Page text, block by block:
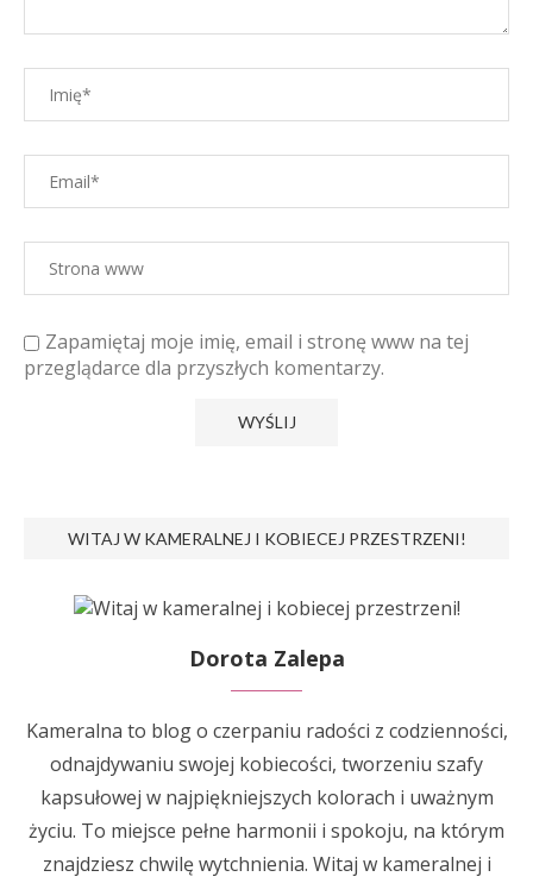
Zapamiętaj moje imię, email i stronę www na tej
przeglądarce dla przyszłych komentarzy.
WITAJ W KAMERALNEJ I KOBIECEJ PRZESTRZENI!
Dorota Zalepa
Kameralna to blog o czerpaniu radości z codzienności,
odnajdywaniu swojej kobiecości, tworzeniu szafy
kapsułowej w najpiękniejszych kolorach i uważnym
życiu. To miejsce pełne harmonii i spokoju, na którym
znajdziesz chwilę wytchnienia. Witaj w kameralnej i